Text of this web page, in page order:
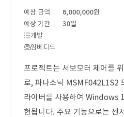
예상 금액
6,000,000원
예상 기간
30일
개발
임베디드
프로젝트는 서보모터 제어를
로, 파나소닉 MSMF042L1S2
라이버를 사용하여 Windows
현됩니다. 주요 기능으로는 센